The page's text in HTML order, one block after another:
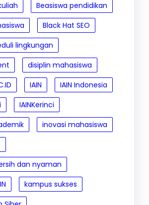
Beasiswa pendidikan
Black Hat SEO
lingkungan
disiplin mahasiswa
IAIN
IAIN Indonesia
IAINKerinci
inovasi mahasiswa
dan nyaman
kampus sukses